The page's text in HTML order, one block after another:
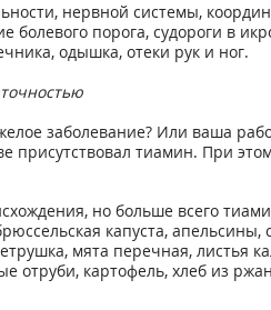
нервной системы,
болевого порога, судороги в
одышка, отеки рук и ног.
заболевание? Или ваша
присутствовал тиамин. При
но больше всего
капуста,
мята перечная,
картофель, хлеб из